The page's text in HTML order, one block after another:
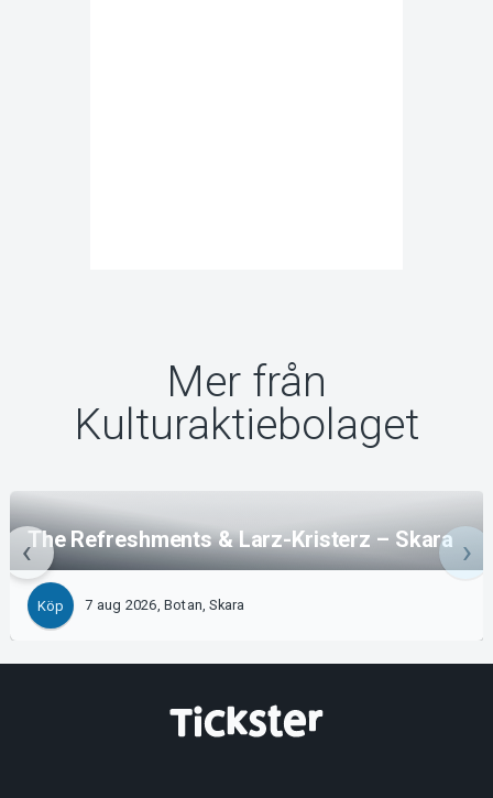
Mer från
Kulturaktiebolaget
The Refreshments & Larz-Kristerz – Skara
Köp 7 aug 2026, Botan, Skara